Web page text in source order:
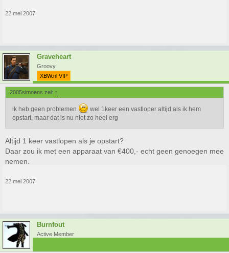
22 mei 2007
Graveheart
Groovy
XBW.nl VIP
2005simoens zei: ↑
ik heb geen problemen
wel 1keer een vastloper altijd als ik hem
opstart, maar dat is nu niet zo heel erg
Altijd 1 keer vastlopen als je opstart?
Daar zou ik met een apparaat van €400,- echt geen genoegen mee
nemen.
22 mei 2007
Burnfout
Active Member